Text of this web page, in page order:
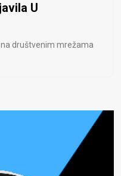
U
društvenim mrežama